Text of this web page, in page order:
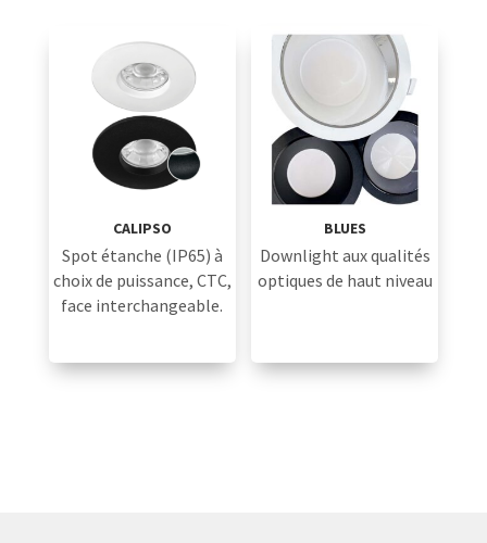
CALIPSO
Spot étanche (IP65) à
choix de puissance, CTC,
face interchangeable.
BLUES
Downlight aux qualités
optiques de haut niveau